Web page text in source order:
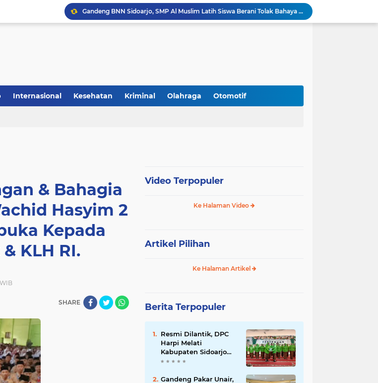
Gandeng PCNU, BPJS Ketenagakerjaan Sidoarjo Serahkan Santunan JKM Rp42 Juta Kepada Ahli Waris Penyuluh Agama di RSI Siti Hajar.
Perangi Miras Ilegal dan Gangster, Operasi Serentak Pemkab Sidoarjo Panen Apresiasi
Resmi Dilantik, DPC Harpi Melati Kabupaten Sidoarjo Dorong Perias Giatkan Promosi Rias Penganten Putri Jenggolo.
Internasional Kesehatan Kriminal Olahraga Otomotif
& Bahagia
Hasyim 2
Kepada
KLH RI.
SHARE
Video Terpopuler
Ke Halaman Video
Artikel Pilihan
Ke Halaman Artikel
Berita Terpopuler
Resmi Dilantik, DPC
Harpi Melati
Kabupaten Sidoarjo
Dorong Perias Giatkan
Penganten Putri
Gandeng Pakar Unair,